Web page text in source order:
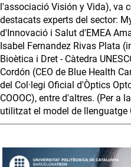
l'associació Visión y Vida), va
destacats experts del sector:
d'Innovació i Salut d'EMEA
Isabel Fernandez Rivas Plata
Bioètica i Dret - Càtedra
Cordón (CEO de Blue Health
del Col·legi Oficial d'Òptics
COOOC), entre d'altres. (Per a
utilitzat el model de llenguatge